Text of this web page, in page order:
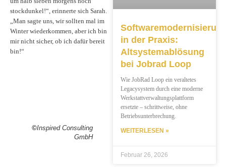
stockdunkel!“, erinnerte sich Sarah.
„Man sagte uns, wir sollten mal im
Winter wiederkommen, aber ich bin
mir nicht sicher, ob ich dafür bereit
bin!“
©Inspired Consulting
GmbH
in der Praxis:
Altsystemablösung
bei Jobrad Loop
Wie JobRad Loop ein veraltetes
Legacysystem durch eine moderne
Werkstattverwaltungsplattform
ersetzte – schrittweise, ohne
Betriebsunterbrechung.
WEITERLESEN »
Februar 26, 2026